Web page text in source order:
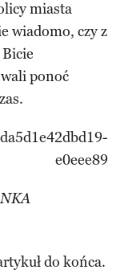
miasta
wiadomo, czy z
ponoć
do końca.